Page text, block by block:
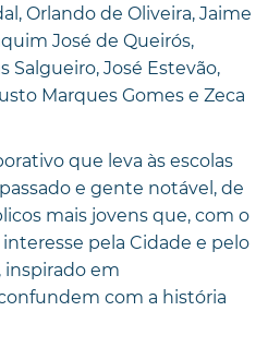
Orlando de Oliveira, Jaime
José de Queirós,
Salgueiro, José Estevão,
Marques Gomes e Zeca
que leva às escolas
e gente notável, de
mais jovens que, com o
pela Cidade e pelo
inspirado em
com a história